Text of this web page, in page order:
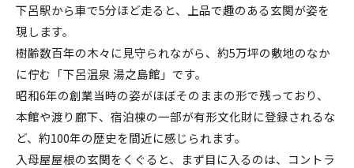
下呂駅から車で5分ほど走ると、上品で趣のある玄関が姿を
現します。
樹齢数百年の木々に見守られながら、約5万坪の敷地のなか
に佇む「下呂温泉 湯之島館」です。
昭和6年の創業当時の姿がほぼそのままの形で残っており、
本館や渡り廊下、宿泊棟の一部が有形文化財に登録されるな
ど、約100年の歴史を間近に感じられます。
入母屋屋根の玄関をくぐると、まず目に入るのは、コントラ